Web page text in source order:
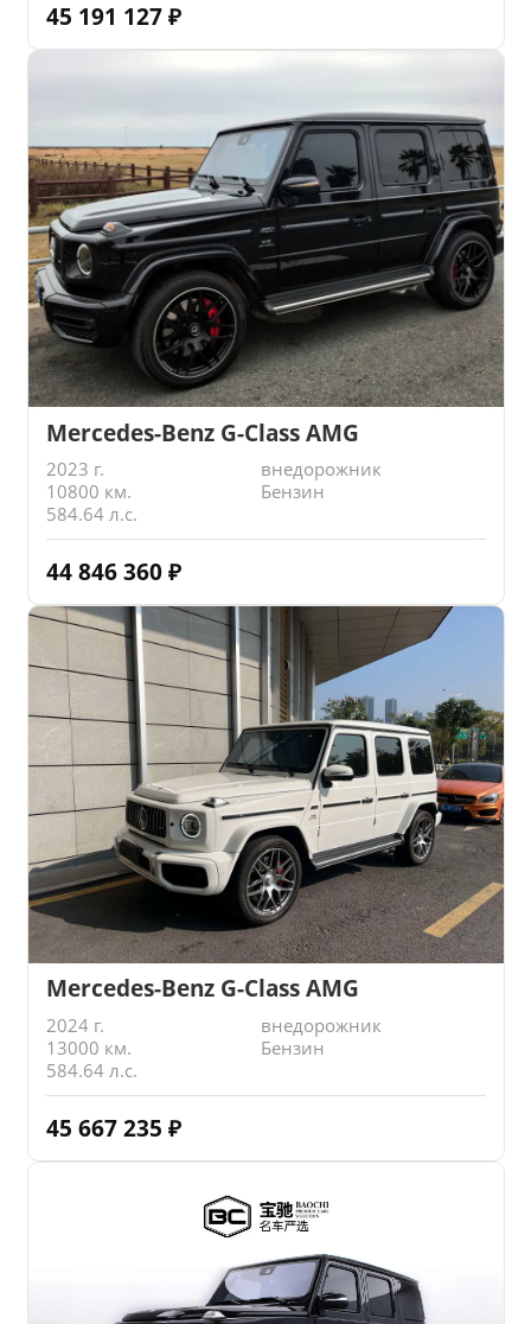
45 191 127 ₽
Mercedes-Benz G-Class AMG
2023 г.
внедорожник
10800 км.
Бензин
584.64 л.с.
44 846 360 ₽
Mercedes-Benz G-Class AMG
2024 г.
внедорожник
13000 км.
Бензин
584.64 л.с.
45 667 235 ₽